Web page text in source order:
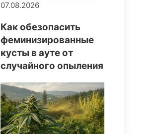
07.08.2026
Как обезопасить
феминизированные
кусты в ауте от
случайного опыления